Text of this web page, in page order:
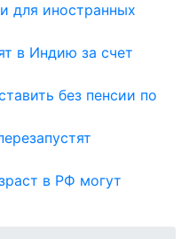
для иностранных
в Индию за счет
без пенсии по
в РФ могут